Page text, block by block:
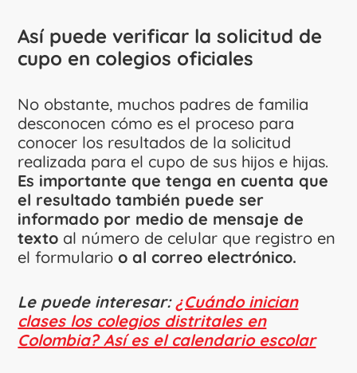
Así puede verificar la solicitud de
cupo en colegios oficiales
No obstante, muchos padres de familia
desconocen cómo es el proceso para
conocer los resultados de la solicitud
realizada para el cupo de sus hijos e hijas.
Es importante que tenga en cuenta que
el resultado también puede ser
informado por medio de mensaje de
texto al número de celular que registro en
el formulario o al correo electrónico.
Le puede interesar: ¿Cuándo inician
clases los colegios distritales en
Colombia? Así es el calendario escolar